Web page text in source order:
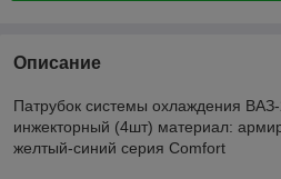
Описание
Патрубок системы охлаждения
инжекторный (4шт) материал:
желтый-синий серия Comfort